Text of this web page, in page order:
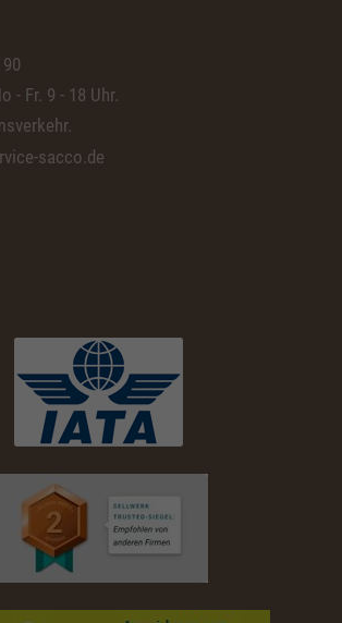
- Fr. 9 - 18 Uhr.
sacco.de